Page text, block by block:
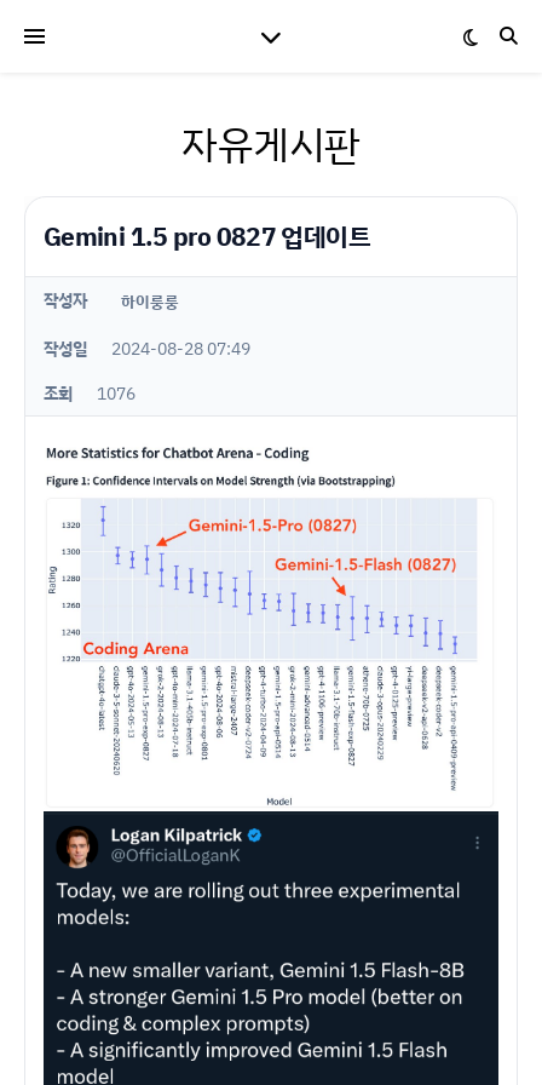
자유게시판
Gemini 1.5 pro 0827 업데이트
작성자 하이룽룽
작성일
2024-08-28 07:49
조회
1076